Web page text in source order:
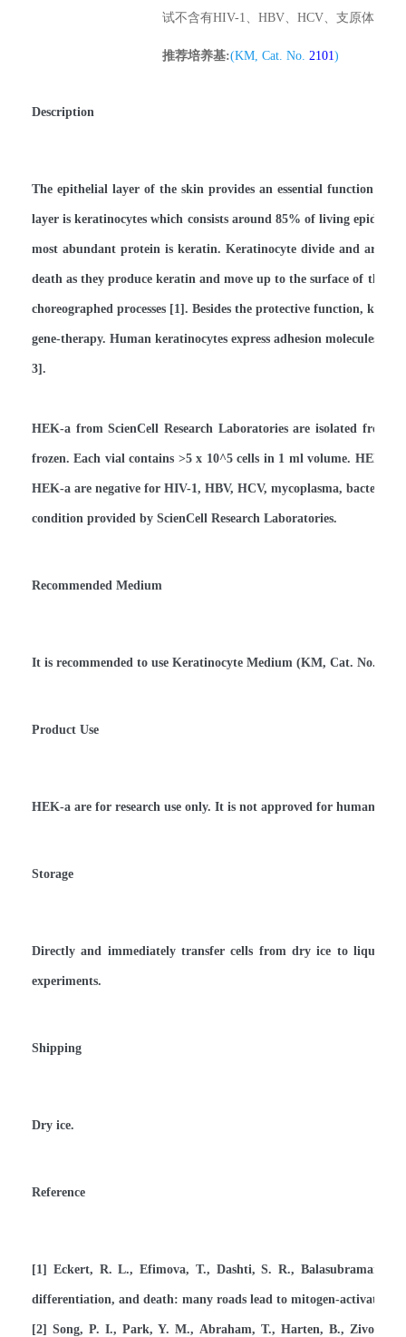
试不含有HIV-1、 HBV、 HCV、支原体、细
推荐培养基:(KM, Cat. No. 2101)
Description
The epithelial layer of the skin provides an essential function as
layer is keratinocytes which consists around 85% of living
most abundant protein is keratin. Keratinocyte divide and are
death as they produce keratin and move up to the surface of the
choreographed processes [1]. Besides the protective function,
gene-therapy. Human keratinocytes express adhesion molecules
3].
HEK-a from ScienCell Research Laboratories are isolated from
frozen. Each vial contains >5 x 10^5 cells in 1 ml volume. HEK-a
HEK-a are negative for HIV-1, HBV, HCV, mycoplasma,
condition provided by ScienCell Research Laboratories.
Recommended Medium
It is recommended to use Keratinocyte Medium (KM, Cat. No.
Product Use
HEK-a are for research use only. It is not approved for human or
Storage
Directly and immediately transfer cells from dry ice to liquid
experiments.
Shipping
Dry ice.
Reference
[1] Eckert, R. L., Efimova, T., Dashti, S. R.,
differentiation, and death: many roads lead to mitogen-activated
[2] Song, P. I., Park, Y. M., Abraham, T., Harten, B., Zivony,